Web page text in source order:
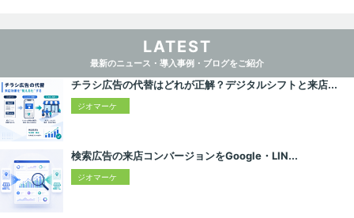
LATEST
最新のニュース・導入事例・ブログをご紹介
チラシ広告の代替はどれが正解？デジタルシフトと来店...
ジオマーケ
検索広告の来店コンバージョンをGoogle・LIN...
ジオマーケ